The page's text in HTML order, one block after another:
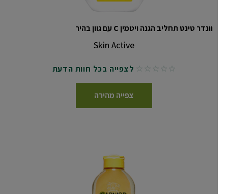
וונדר טינט תחליב הגנה ויטמין C עם גוון בהיר
Skin Active
No reviews לצפייה בכל חוות הדעת
צפייה מהירה